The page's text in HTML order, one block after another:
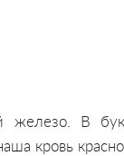
железо. В
кровь